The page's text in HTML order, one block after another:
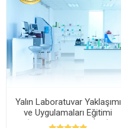
Yalın Laboratuvar Yaklaşımı
ve Uygulamaları Eğitimi
(Kayıttan Hemen İzle)